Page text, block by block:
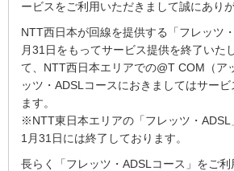
ービスをご利用いただきまして誠にあり
NTT西日本が回線を提供する「フレッツ
月31日をもってサービス提供を終了いた
て、NTT西日本エリアでの@T COM（ア
ッツ・ADSLコースにおきましてはサー
ます。
※NTT東日本エリアの「フレッツ・
1月31日には終了しております。
長らく「フレッツ・ADSLコース」をご